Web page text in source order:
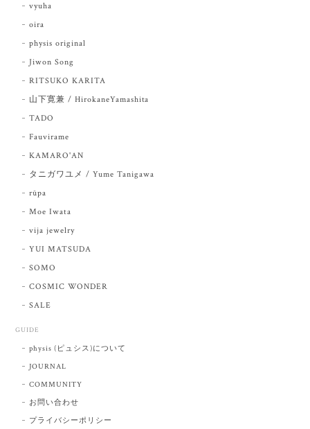
vyuha
oira
physis original
Jiwon Song
RITSUKO KARITA
山下寛兼 / HirokaneYamashita
TADO
Fauvirame
KAMARO'AN
タニガワユメ / Yume Tanigawa
rūpa
Moe Iwata
vija jewelry
YUI MATSUDA
SOMO
COSMIC WONDER
SALE
GUIDE
physis (ピュシス)について
JOURNAL
COMMUNITY
お問い合わせ
プライバシーポリシー